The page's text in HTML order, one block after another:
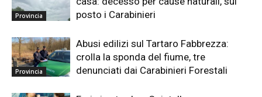
Provincia
posto i Carabinieri
Provincia
Abusi edilizi sul Tartaro Fabbrezza:
crolla la sponda del fiume, tre
denunciati dai Carabinieri Forestali